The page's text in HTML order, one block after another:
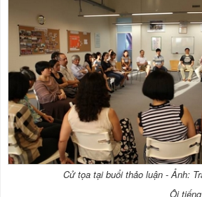
Cử tọa tại buổi thảo luận - Ảnh:
Ôi